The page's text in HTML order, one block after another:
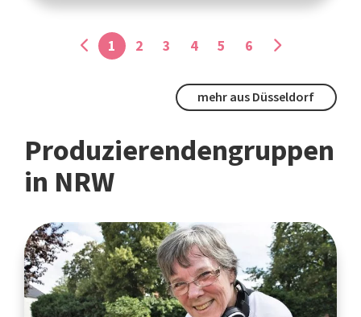
1 2 3 4 5 6
mehr aus Düsseldorf
Produzierendengruppen
in NRW